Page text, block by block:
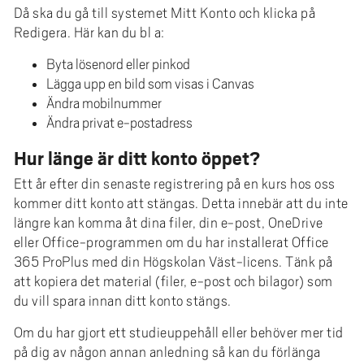
Då ska du gå till systemet Mitt Konto och klicka på
Redigera. Här kan du bl a:
Byta lösenord eller pinkod
Lägga upp en bild som visas i Canvas
Ändra mobilnummer
Ändra privat e-postadress
Hur länge är ditt konto öppet?
Ett år efter din senaste registrering på en kurs hos oss
kommer ditt konto att stängas. Detta innebär att du inte
längre kan komma åt dina filer, din e-post, OneDrive
eller Office-programmen om du har installerat Office
365 ProPlus med din Högskolan Väst-licens. Tänk på
att kopiera det material (filer, e-post och bilagor) som
du vill spara innan ditt konto stängs.
Om du har gjort ett studieuppehåll eller behöver mer tid
på dig av någon annan anledning så kan du förlänga